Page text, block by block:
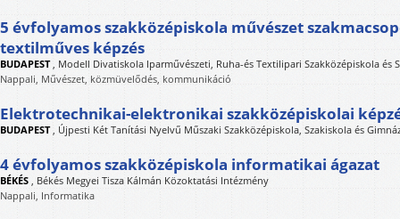
5 évfolyamos szakközépiskola művészet
textilműves képzés
BUDAPEST, Modell Divatiskola Iparművészeti, Ruha-és Textilipari Szakközépiskola és
Nappali, Művészet, közmüvelődés, kommunikáció
Elektrotechnikai-elektronikai szakközépiskolai
BUDAPEST, Újpesti Két Tanítási Nyelvű Műszaki Szakközépiskola, Szakiskola és
4 évfolyamos szakközépiskola informatikai ágazat
BÉKÉS , Békés Megyei Tisza Kálmán Közoktatási Intézmény
Nappali, Informatika